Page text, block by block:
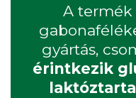
A termék
gyártás,
érintkezik